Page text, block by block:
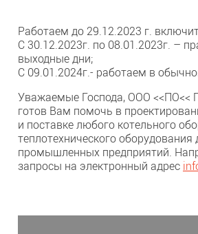
Работаем до 29.12.2023 г.
С 30.12.2023г. по 08.01.2023г. –
выходные дни;
С 09.01.2024г.- работаем в
Уважаемые Господа, ООО <<ПО<<
готов Вам помочь в
и поставке любого котельного
теплотехнического оборудования
промышленных предприятий.
запросы на электронный адрес